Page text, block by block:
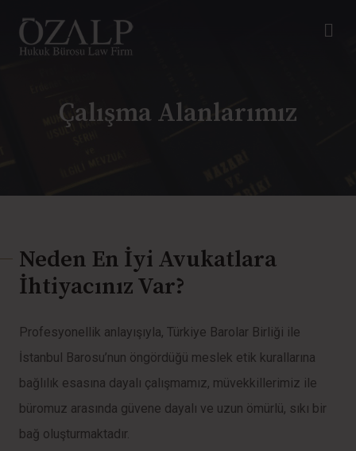
Çalışma Alanlarımız
Neden En İyi Avukatlara
İhtiyacınız Var?
Profesyonellik anlayışıyla, Türkiye Barolar Birliği ile
İstanbul Barosu’nun öngördüğü meslek etik kurallarına
bağlılık esasına dayalı çalışmamız, müvekkillerimiz ile
büromuz arasında güvene dayalı ve uzun ömürlü, sıkı bir
bağ oluşturmaktadır.